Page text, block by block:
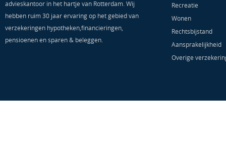
advieskantoor in het hartje van Rotterdam. Wij
hebben ruim 30 jaar ervaring op het gebied van
verzekeringen hypotheken,financieringen,
pensioenen en sparen & beleggen.
Recreatie
Wonen
Rechtsbijstand
Aansprakelijkheid
Overige